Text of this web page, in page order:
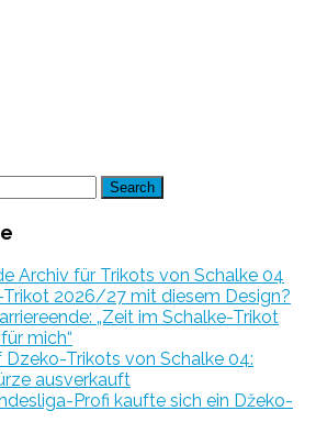
Archiv für Trikots von Schalke 04
Trikot 2026/27 mit diesem Design?
„Zeit im Schalke-Trikot
mich“
Dzeko-Trikots von Schalke 04:
ausverkauft
Profi kaufte sich ein Džeko-